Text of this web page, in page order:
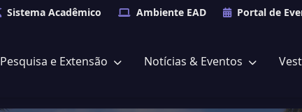
Sistema Acadêmico Ambiente EAD Portal de
Pesquisa e Extensão Notícias & Eventos